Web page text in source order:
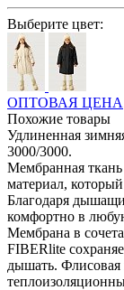
Выберите цвет:
ОПТОВАЯ ЦЕНА
Похожие товары
Удлиненная
3000/3000.
Мембранная
материал,
Благодаря
комфортно в
Мембрана в
FIBERlite
дышать. Флисовая